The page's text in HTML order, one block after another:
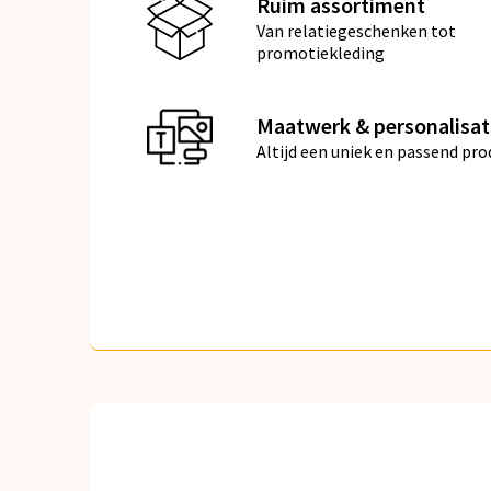
Van relatiegeschenken tot
promotiekleding
Maatwerk &
Altijd een uniek en passend